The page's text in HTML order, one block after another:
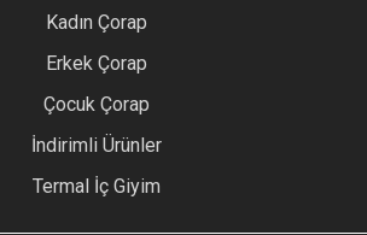
Kadın Çorap
Erkek Çorap
Çocuk Çorap
İndirimli Ürünler
Termal İç Giyim